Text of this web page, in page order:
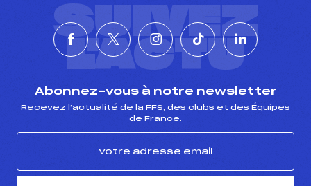
SUIVEZ
L'ACTU
Abonnez-vous à notre newsletter
Recevez l’actualité de la FFS, des clubs et des Équipes
de France.